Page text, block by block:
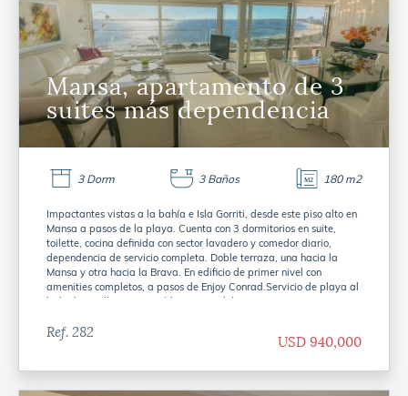
Mansa, apartamento de 3
suites más dependencia
3 Dorm 3 Baños 180 m2
Impactantes vistas a la bahía e Isla Gorriti, desde este piso alto en
Mansa a pasos de la playa. Cuenta con 3 dormitorios en suite,
toilette, cocina definida con sector lavadero y comedor diario,
dependencia de servicio completa. Doble terraza, una hacia la
Mansa y otra hacia la Brava. En edificio de primer nivel con
amenities completos, a pasos de Enjoy Conrad.Servicio de playa al
lado de Muelle 3. Disponible a partir del 6-1-26
Ref. 282
USD 940,000